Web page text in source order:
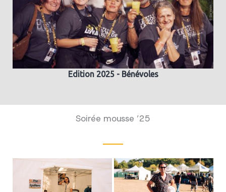
Edition 2025 - Bénévoles
Soirée mousse ’25